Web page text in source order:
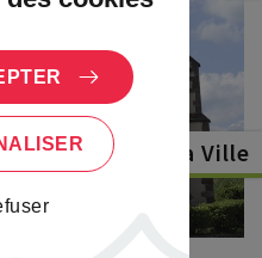
Dambach la Ville